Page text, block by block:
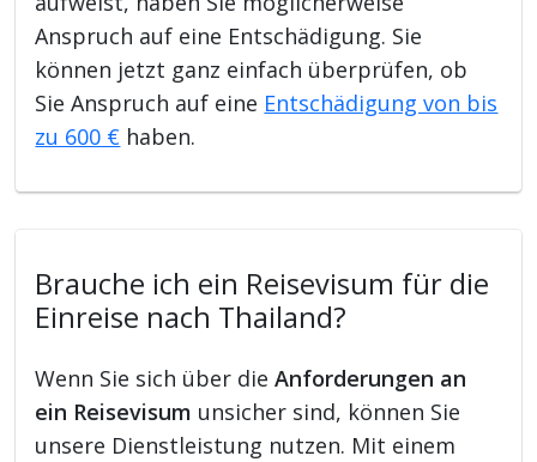
Anspruch auf eine Entschädigung. Sie
können jetzt ganz einfach überprüfen, ob
Sie Anspruch auf eine Entschädigung von bis
zu 600 € haben.
Brauche ich ein Reisevisum für die
Einreise nach Thailand?
Wenn Sie sich über dieAnforderungen an
ein Reisevisum unsicher sind, können Sie
unsere Dienstleistung nutzen. Mit einem